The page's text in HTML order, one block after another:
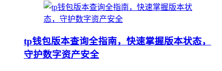
tp钱包版本查询全指南，快速掌握版本状态，
守护数字资产安全